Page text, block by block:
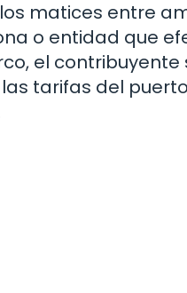
matices entre
o entidad que
el contribuyente
tarifas del